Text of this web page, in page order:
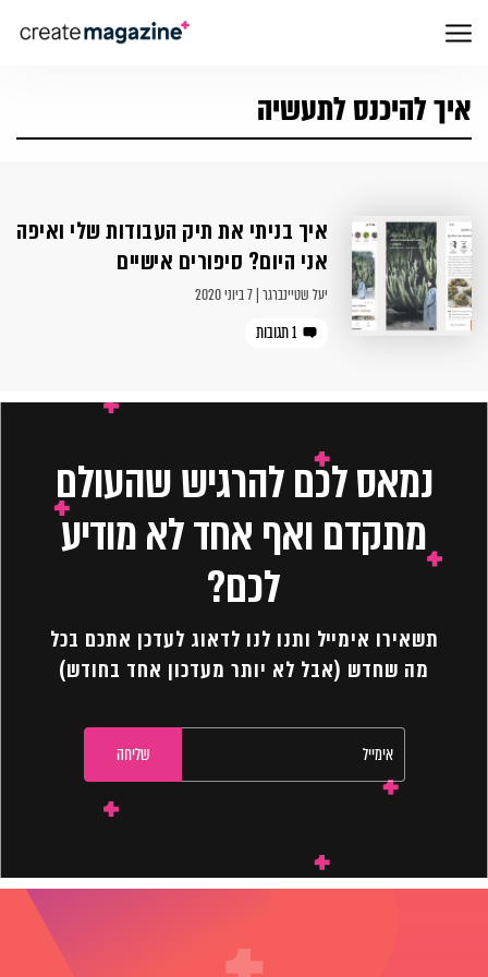
איך להיכנס לתעשיה
איך בניתי את תיק העבודות שלי ואיפה
אני היום? סיפורים אישיים
יעל שטיינברגר | 7 ביוני 2020
1 תגובות
נמאס לכם להרגיש שהעולם
מתקדם ואף אחד לא מודיע
לכם?
תשאירו אימייל ותנו לנו לדאוג לעדכן אתכם בכל
מה שחדש (אבל לא יותר מעדכון אחד בחודש)